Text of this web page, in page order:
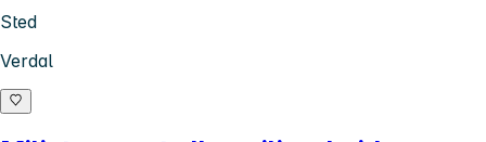
Sted
Verdal